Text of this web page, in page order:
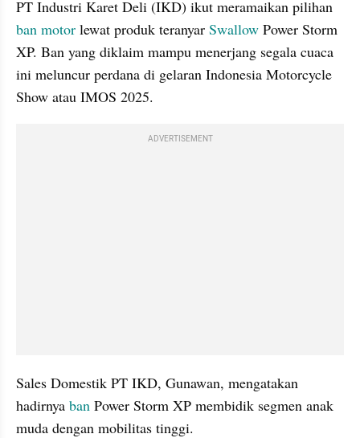
ban motor lewat produk teranyar Swallow Power Storm
XP. Ban yang diklaim mampu menerjang segala cuaca
ini meluncur perdana di gelaran Indonesia Motorcycle
Show atau IMOS 2025.
ADVERTISEMENT
Sales Domestik PT IKD, Gunawan, mengatakan
hadirnya ban Power Storm XP membidik segmen anak
muda dengan mobilitas tinggi.